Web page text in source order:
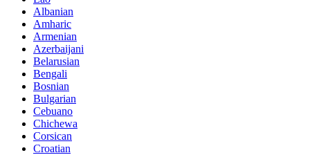
Albanian
Amharic
Armenian
Azerbaijani
Belarusian
Bengali
Bosnian
Bulgarian
Cebuano
Chichewa
Corsican
Croatian